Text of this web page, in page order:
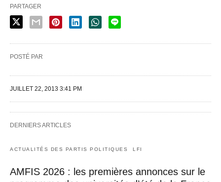
PARTAGER
POSTÉ PAR
JUILLET 22, 2013 3:41 PM
DERNIERS ARTICLES
ACTUALITÉS DES PARTIS POLITIQUES LFI
AMFIS 2026 : les premières annonces sur le